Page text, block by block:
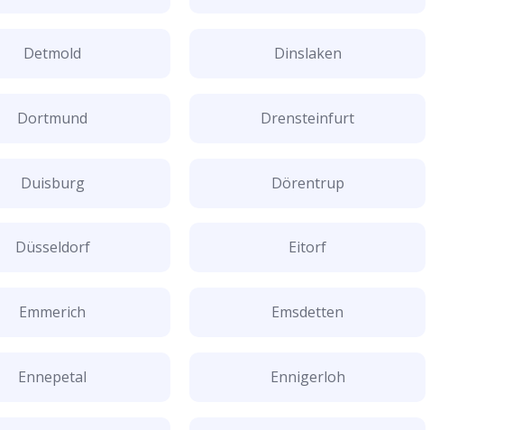
Detmold Dinslaken
Dortmund Drensteinfurt
Duisburg Dörentrup
Düsseldorf Eitorf
Emmerich Emsdetten
Ennepetal Ennigerloh